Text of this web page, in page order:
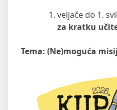
veljače do 1.
za kratku
Tema: (Ne)moguća